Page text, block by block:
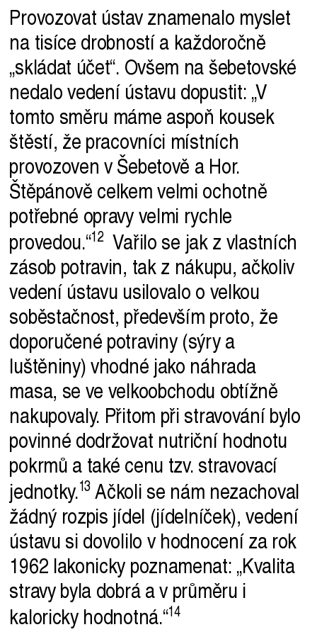
Provozovat ústav znamenalo myslet
na tisíce drobností a každoročně
„skládat účet“. Ovšem na šebetovské
nedalo vedení ústavu dopustit: „V
tomto směru máme aspoň kousek
štěstí, že pracovníci místních
provozoven v Šebetově a Hor.
Štěpánově celkem velmi ochotně
potřebné opravy velmi rychle
provedou.“ Vařilo se jak z vlastních
zásob potravin, tak z nákupu, ačkoliv
vedení ústavu usilovalo o velkou
soběstačnost, především proto, že
doporučené potraviny (sýry a
luštěniny) vhodné jako náhrada
masa, se ve velkoobchodu obtížně
nakupovaly. Přitom při stravování bylo
povinné dodržovat nutriční hodnotu
pokrmů a také cenu tzv. stravovací
jednotky. Ačkoli se nám nezachoval
žádný rozpis jídel (jídelníček), vedení
ústavu si dovolilo v hodnocení za rok
1962 lakonicky poznamenat: „Kvalita
stravy byla dobrá a v průměru i
kalorickyhodnotná.“